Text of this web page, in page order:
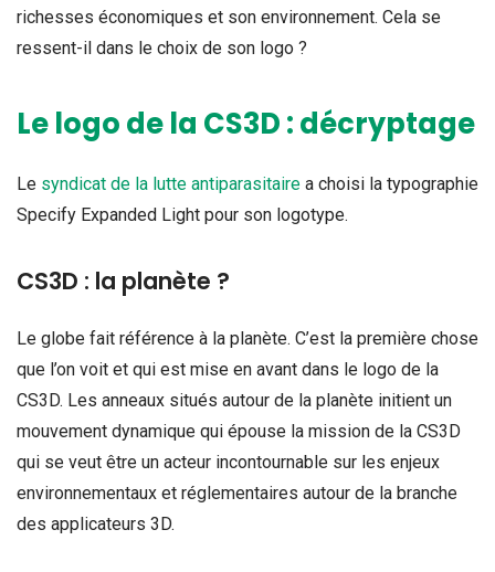
richesses économiques et son environnement. Cela se
ressent-il dans le choix de son logo ?
Le logo de la CS3D : décryptage
Le syndicat de la lutte antiparasitaire a choisi la typographie
Specify Expanded Light pour son logotype.
CS3D : la planète ?
Le globe fait référence à la planète. C’est la première chose
que l’on voit et qui est mise en avant dans le logo de la
CS3D. Les anneaux situés autour de la planète initient un
mouvement dynamique qui épouse la mission de la CS3D
qui se veut être un acteur incontournable sur les enjeux
environnementaux et réglementaires autour de la branche
des applicateurs 3D.